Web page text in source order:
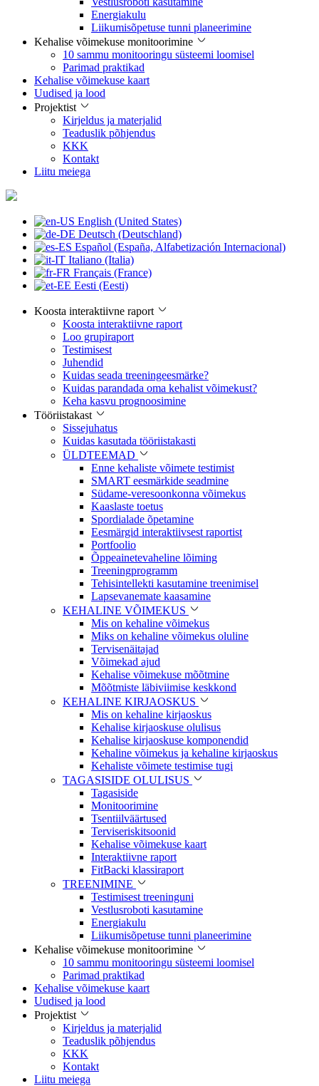
Energiakulu
Liikumisõpetuse tunni planeerimine
Kehalise võimekuse monitoorimine
10 sammu monitooringu süsteemi loomisel
Parimad praktikad
Kehalise võimekuse kaart
Uudised ja lood
Projektist
Kirjeldus ja materjalid
Teaduslik põhjendus
KKK
Kontakt
Liitu meiega
English (United States)
Deutsch (Deutschland)
Español (España, Alfabetización Internacional)
Italiano (Italia)
Français (France)
Eesti (Eesti)
Koosta interaktiivne raport
Koosta interaktiivne raport
Loo grupiraport
Testimisest
Juhendid
Kuidas seada treeningeesmärke?
Kuidas parandada oma kehalist võimekust?
Keha kasvu prognoosimine
Tööriistakast
Sissejuhatus
Kuidas kasutada tööriistakasti
ÜLDTEEMAD
Enne kehaliste võimete testimist
SMART eesmärkide seadmine
Südame-veresoonkonna võimekus
Kaaslaste toetus
Spordialade õpetamine
Eesmärgid interaktiivsest raportist
Portfoolio
Õppeainetevaheline lõiming
Treeningprogramm
Tehisintellekti kasutamine treenimisel
Lapsevanemate kaasamine
KEHALINE VÕIMEKUS
Mis on kehaline võimekus
Miks on kehaline võimekus oluline
Tervisenäitajad
Võimekad ajud
Kehalise võimekuse mõõtmine
Mõõtmiste läbiviimise keskkond
KEHALINE KIRJAOSKUS
Mis on kehaline kirjaoskus
Kehalise kirjaoskuse olulisus
Kehalise kirjaoskuse komponendid
Kehaline võimekus ja kehaline kirjaoskus
Kehaliste võimete testimise tugi
TAGASISIDE OLULISUS
Tagasiside
Monitoorimine
Tsentiilväärtused
Terviseriskitsoonid
Kehalise võimekuse kaart
Interaktiivne raport
FitBacki klassiraport
TREENIMINE
Testimisest treeninguni
Vestlusroboti kasutamine
Energiakulu
Liikumisõpetuse tunni planeerimine
Kehalise võimekuse monitoorimine
10 sammu monitooringu süsteemi loomisel
Parimad praktikad
Kehalise võimekuse kaart
Uudised ja lood
Projektist
Kirjeldus ja materjalid
Teaduslik põhjendus
KKK
Kontakt
Liitu meiega